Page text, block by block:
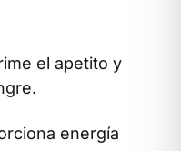
el apetito y
energía